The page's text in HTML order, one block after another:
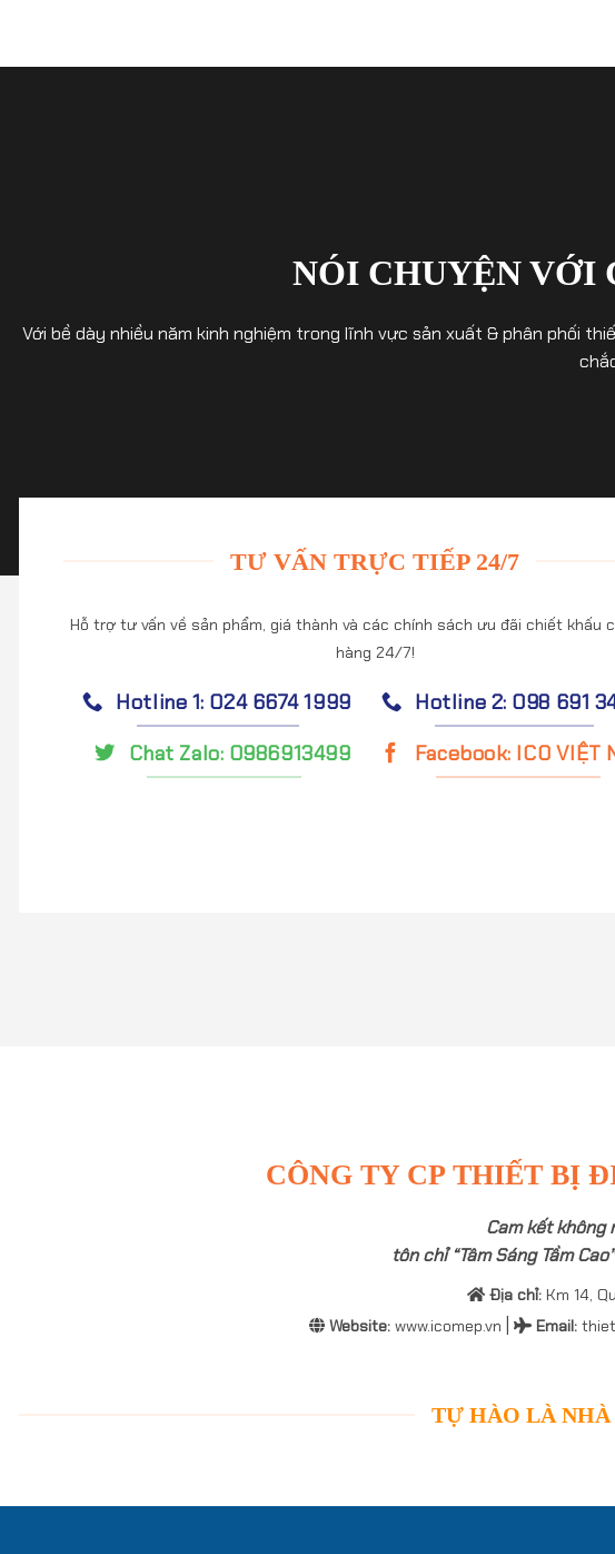
NÓI CHUYỆN VỚI
Với bề dày nhiều năm kinh nghiệm trong lĩnh vực sản xuất & phân phối
TƯ VẤN TRỰC TIẾP 24/7
Hỗ trợ tư vấn về sản phẩm, giá thành và các chính sách ưu đãi chiết khấu
hàng 24/7!
Hotline 1: 024 6674 1999
Hotline 2: 098 691
Chat Zalo: 0986913499
Facebook: ICO VIỆT
CÔNG TY CP THIẾT BỊ
Cam kết không
tôn chỉ “Tâm Sáng Tầm
Địa chỉ:Km 14,
Website:www.icomep.vn Email:
TỰ HÀO LÀ NHÀ